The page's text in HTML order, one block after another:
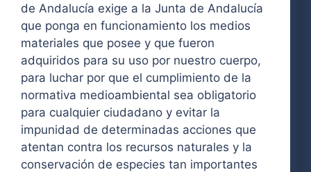
de Andalucía exige a la Junta de Andalucía
que ponga en funcionamiento los medios
materiales que posee y que fueron
adquiridos para su uso por nuestro cuerpo,
para luchar por que el cumplimiento de la
normativa medioambiental sea obligatorio
para cualquier ciudadano y evitar la
impunidad de determinadas acciones que
atentan contra los recursos naturales y la
conservación de especies tan importantes